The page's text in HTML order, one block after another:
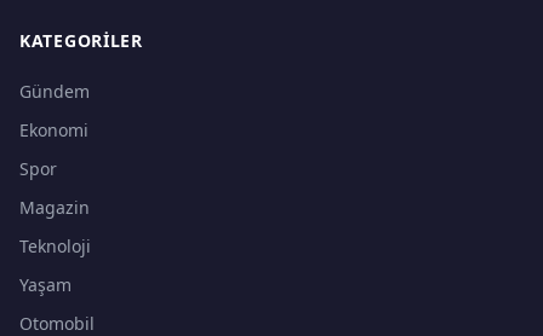
KATEGORILER
Gündem
Ekonomi
Spor
Magazin
Teknoloji
Yaşam
Otomobil